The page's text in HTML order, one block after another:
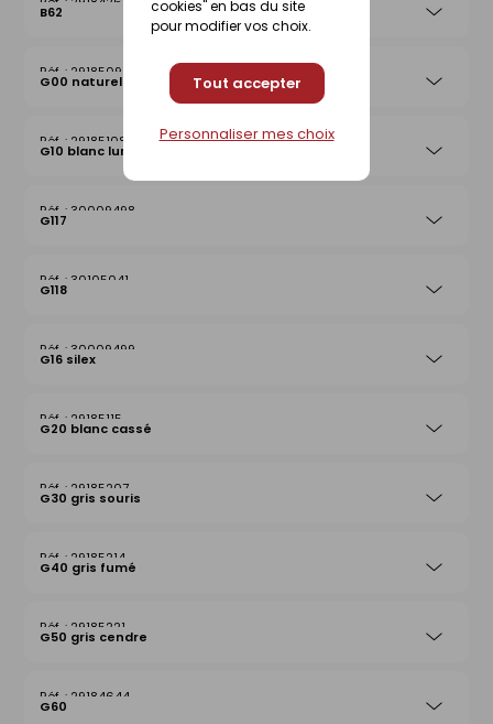
cookies" en bas du site
pour modifier vos choix.
Tout accepter
Personnaliser mes choix
B62
29185092
G00 naturel
29185108
G10 blanc lumière
30009498
G117
30105041
G118
30009499
G16 silex
29185115
G20 blanc cassé
29185207
G30 gris souris
29185214
G40 gris fumé
29185221
G50 gris cendre
29184644
G60